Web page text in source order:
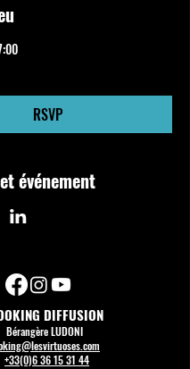
RSVP
événement
DIFFUSION
Bérangère LUDONI
+33(0)6 36 15 31 44